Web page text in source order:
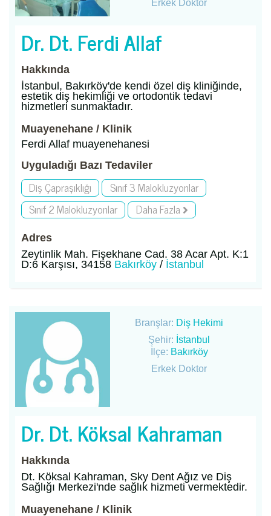
Erkek Doktor
Dr. Dt. Ferdi Allaf
Hakkında
İstanbul, Bakırköy'de kendi özel diş kliniğinde,
estetik diş hekimliği ve ortodontik tedavi
hizmetleri sunmaktadır.
Muayenehane / Klinik
Ferdi Allaf muayenehanesi
Uyguladığı Bazı Tedaviler
Diş Çapraşıklığı
Sınıf 3 Malokluzyonlar
Sınıf 2 Malokluzyonlar
Daha Fazla
Adres
Zeytinlik Mah. Fişekhane Cad. 38 Acar Apt. K:1
D:6 Karşısı, 34158 Bakırköy / İstanbul
Branşlar: Diş Hekimi
Şehir: İstanbul
İlçe: Bakırköy
Erkek Doktor
Dr. Dt. Köksal Kahraman
Hakkında
Dt. Köksal Kahraman, Sky Dent Ağız ve Diş
Sağlığı Merkezi'nde sağlık hizmeti vermektedir.
Muayenehane / Klinik